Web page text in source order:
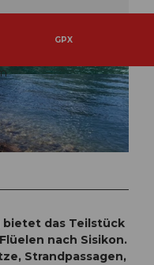
Fehlmann, Verein Urner Wanderwege
|CC-BY
GPX
bietet das Teilstück
nach Sisikon.
Strandpassagen,